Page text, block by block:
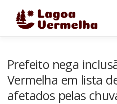
FALE CONOSCO
Prefeito nega
Vermelha em lista
afetados pelas